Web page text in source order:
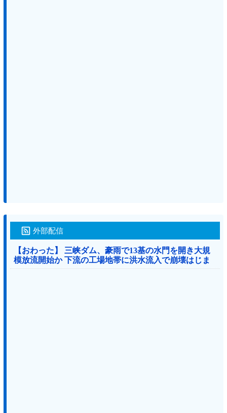
外部配信
【おわった】 三峡ダム、豪雨で13基の水門を開き大規
模放流開始か 下流の工場地帯に洪水流入で崩壊はじま
る